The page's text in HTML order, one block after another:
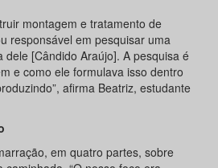
montagem e tratamento de
responsável em pesquisar uma
[Cândido Araújo]. A pesquisa é
e como ele formulava isso dentro
afirma Beatriz, estudante
em quatro partes, sobre